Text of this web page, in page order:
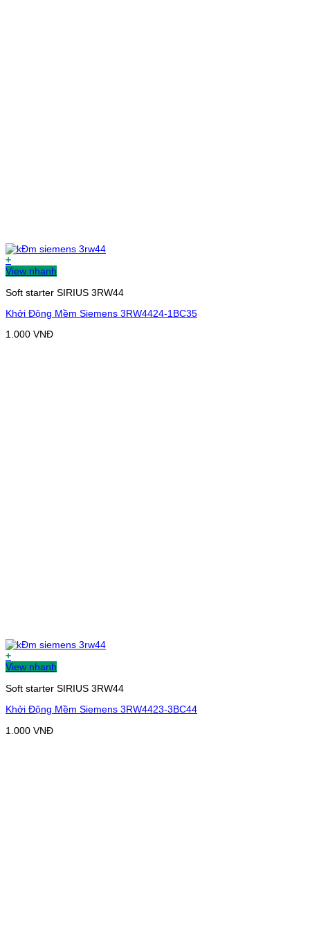
+
View nhanh
Soft starter SIRIUS 3RW44
Khởi Động Mềm Siemens 3RW4424-1BC35
1.000 VNĐ
+
View nhanh
Soft starter SIRIUS 3RW44
Khởi Động Mềm Siemens 3RW4423-3BC44
1.000 VNĐ